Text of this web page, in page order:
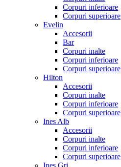
Corpuri inferioare
Corpuri superioare
Evelin
Accesorii
Bar
Corpuri inalte
Corpuri inferioare
Corpuri superioare
Hilton
Accesorii
Corpuri inalte
Corpuri inferioare
Corpuri superioare
Ines Alb
Accesorii
Corpuri inalte
Corpuri inferioare
Corpuri superioare